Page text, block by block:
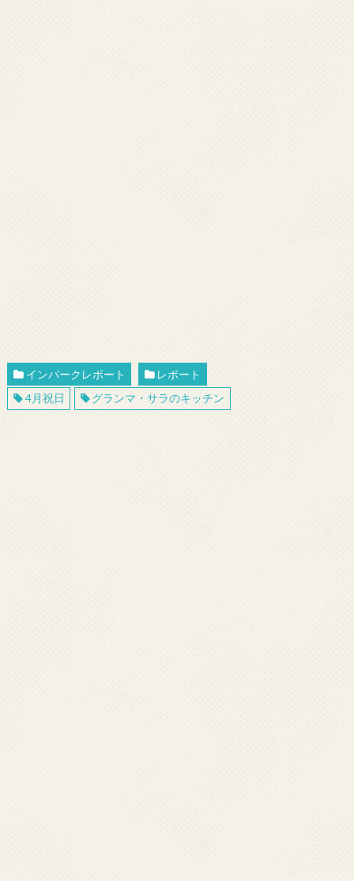
インパークレポート
レポート
4月祝日
グランマ・サラのキッチン